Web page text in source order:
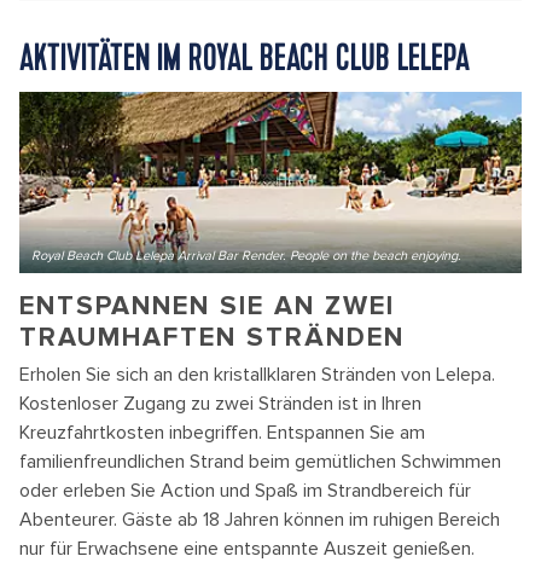
AKTIVITÄTEN IM ROYAL BEACH CLUB LELEPA
Royal Beach Club Lelepa Arrival Bar Render. People on the beach enjoying.
ENTSPANNEN SIE AN ZWEI
TRAUMHAFTEN STRÄNDEN
Erholen Sie sich an den kristallklaren Stränden von Lelepa.
Kostenloser Zugang zu zwei Stränden ist in Ihren
Kreuzfahrtkosten inbegriffen. Entspannen Sie am
familienfreundlichen Strand beim gemütlichen Schwimmen
oder erleben Sie Action und Spaß im Strandbereich für
Abenteurer. Gäste ab 18 Jahren können im ruhigen Bereich
nur für Erwachsene eine entspannte Auszeit genießen.